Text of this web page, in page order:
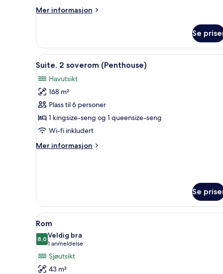
Mer informasjon
Mer
–
panorama,
4
Se
Åpne
alle
bildene
av
Suite,
2
soverom
Suite, 2 soverom
17
Suite, 2 soverom (Penthouse)
Havutsikt
168 m²
Plass til 6 personer
1 kingsize-seng og 1 queensize-seng
Wi-fi inkludert
Mer informasjon
Mer
(Penthouse)
Se
Åpne
alle
bildene
av
Rom
Minibar (inkludert), safe på
5
Rom
8,08,0 av 10
Veldig bra
1 anmeldelse
(1
anmeldelse)
Sjøutsikt
43 m²